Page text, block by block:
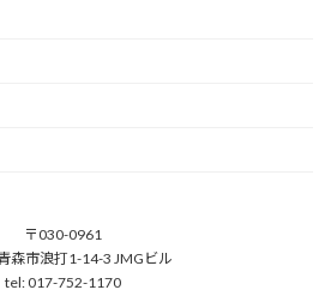
〒030-0961
森市浪打1-14-3 JMGビル
tel: 017-752-1170